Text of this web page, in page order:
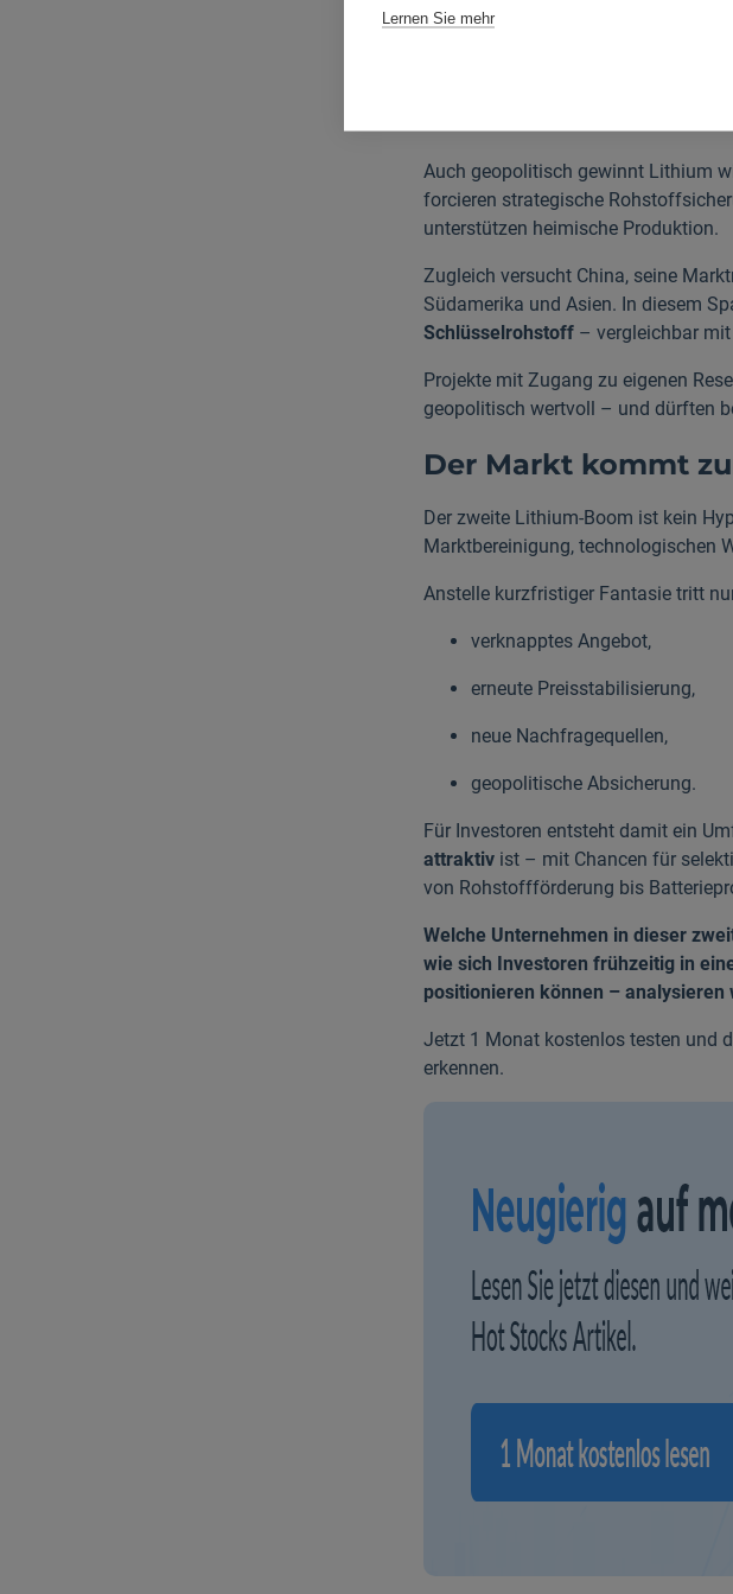
verdoppeln
Politischer
Auch geopolitisch gewinnt Lithium
forcieren strategische
unterstützen heimische Produktion.
Zugleich versucht China, seine
Südamerika und Asien. In diesem
Schlüsselrohstoff – vergleichbar
Projekte mit Zugang zu eigenen
geopolitisch wertvoll – und dürften
Der Markt kommt
Der zweite Lithium-Boom ist kein
Marktbereinigung, technologischen
Anstelle kurzfristiger Fantasie tritt
verknapptes Angebot,
erneute Preisstabilisierung,
neue Nachfragequellen,
geopolitische Absicherung.
Für Investoren entsteht damit ein
attraktiv ist – mit Chancen für
von Rohstoffförderung bis
Welche Unternehmen in dieser
wie sich Investoren frühzeitig in
positionieren können – analysieren
Jetzt 1 Monat kostenlos testen und
erkennen.
Lernen Sie mehr